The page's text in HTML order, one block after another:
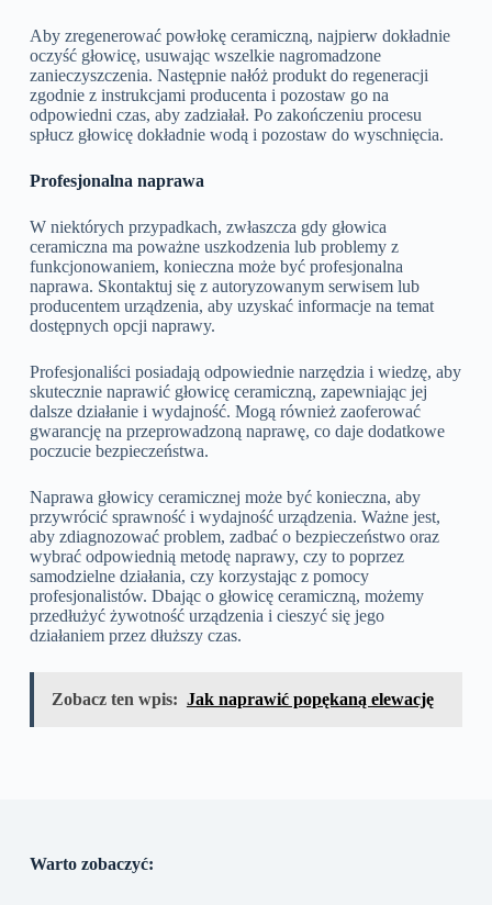
Aby zregenerować powłokę ceramiczną, najpierw dokładnie
oczyść głowicę, usuwając wszelkie nagromadzone
zanieczyszczenia. Następnie nałóż produkt do regeneracji
zgodnie z instrukcjami producenta i pozostaw go na
odpowiedni czas, aby zadziałał. Po zakończeniu procesu
spłucz głowicę dokładnie wodą i pozostaw do wyschnięcia.
Profesjonalna naprawa
W niektórych przypadkach, zwłaszcza gdy głowica
ceramiczna ma poważne uszkodzenia lub problemy z
funkcjonowaniem, konieczna może być profesjonalna
naprawa. Skontaktuj się z autoryzowanym serwisem lub
producentem urządzenia, aby uzyskać informacje na temat
dostępnych opcji naprawy.
Profesjonaliści posiadają odpowiednie narzędzia i wiedzę, aby
skutecznie naprawić głowicę ceramiczną, zapewniając jej
dalsze działanie i wydajność. Mogą również zaoferować
gwarancję na przeprowadzoną naprawę, co daje dodatkowe
poczucie bezpieczeństwa.
Naprawa głowicy ceramicznej może być konieczna, aby
przywrócić sprawność i wydajność urządzenia. Ważne jest,
aby zdiagnozować problem, zadbać o bezpieczeństwo oraz
wybrać odpowiednią metodę naprawy, czy to poprzez
samodzielne działania, czy korzystając z pomocy
profesjonalistów. Dbając o głowicę ceramiczną, możemy
przedłużyć żywotność urządzenia i cieszyć się jego
działaniem przez dłuższy czas.
Zobacz ten wpis: Jak naprawić popękaną elewację
Warto zobaczyć: